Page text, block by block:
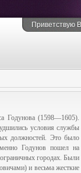
Приветствую
Годунова (1598—1605).
условия службы
должностей. Это было
Годунов пошел на
городах. Были
и весьма жесткие